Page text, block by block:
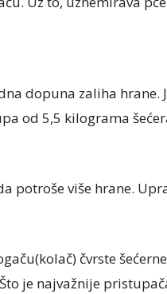
dopuna zaliha
od 5,5 kilograma
potroše više hrane.
čvrste
je najvažnije